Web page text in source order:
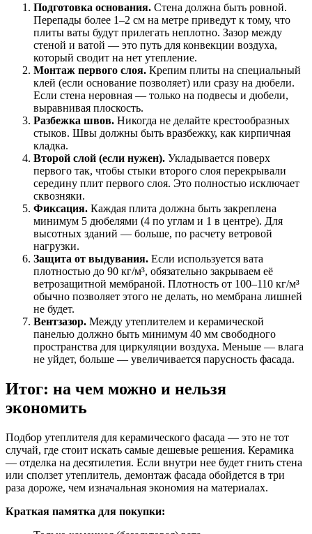
Подготовка основания. Стена должна быть ровной.
Перепады более 1–2 см на метре приведут к тому, что
плиты ваты будут прилегать неплотно. Зазор между
стеной и ватой — это путь для конвекции воздуха,
который сводит на нет утепление.
Монтаж первого слоя. Крепим плиты на специальный
клей (если основание позволяет) или сразу на дюбели.
Если стена неровная — только на подвесы и дюбели,
выравнивая плоскость.
Разбежка швов. Никогда не делайте крестообразных
стыков. Швы должны быть вразбежку, как кирпичная
кладка.
Второй слой (если нужен). Укладывается поверх
первого так, чтобы стыки второго слоя перекрывали
середину плит первого слоя. Это полностью исключает
сквозняки.
Фиксация. Каждая плита должна быть закреплена
минимум 5 дюбелями (4 по углам и 1 в центре). Для
высотных зданий — больше, по расчету ветровой
нагрузки.
Защита от выдувания. Если используется вата
плотностью до 90 кг/м³, обязательно закрываем её
ветрозащитной мембраной. Плотность от 100–110 кг/м³
обычно позволяет этого не делать, но мембрана лишней
не будет.
Вентзазор. Между утеплителем и керамической
панелью должно быть минимум 40 мм свободного
пространства для циркуляции воздуха. Меньше — влага
не уйдет, больше — увеличивается парусность фасада.
Итог: на чем можно и нельзя
экономить
Подбор утеплителя для керамического фасада — это не тот
случай, где стоит искать самые дешевые решения. Керамика
— отделка на десятилетия. Если внутри нее будет гнить стена
или сползет утеплитель, демонтаж фасада обойдется в три
раза дороже, чем изначальная экономия на материалах.
Краткая памятка для покупки: